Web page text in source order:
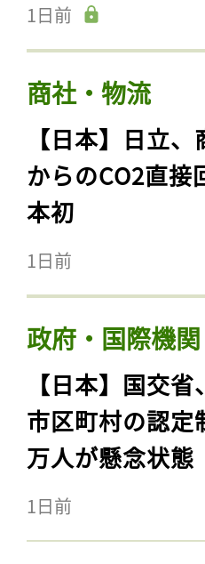
1日前
商社・物流
【日本】日立
からのCO2直
本初
1日前
政府・国際機
【日本】国交
市区町村の認定
万人が懸念状態
1日前